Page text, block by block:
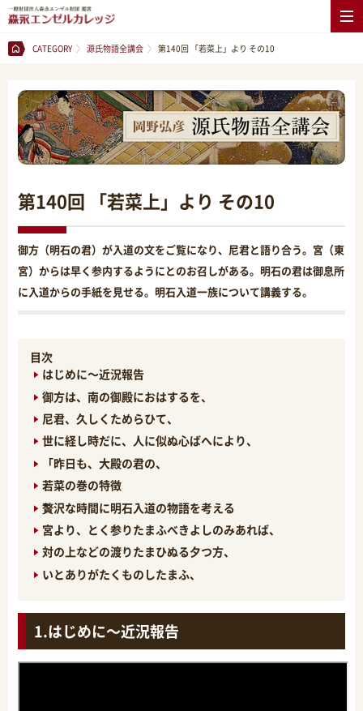
CATEGORY 源氏物語全講会 第140回 「若菜上」より その10
第140回 「若菜上」より その10
御方（明石の君）が入道の文をご覧になり、尼君と語り合う。宮（東
宮）からは早く参内するようにとのお召しがある。明石の君は御息所
に入道からの手紙を見せる。明石入道一族について講義する。
目次
はじめに～近況報告
御方は、南の御殿におはするを、
尼君、久しくためらひて、
世に経し時だに、人に似ぬ心ばへにより、
「昨日も、大殿の君の、
若菜の巻の特徴
贅沢な時間に明石入道の物語を考える
宮より、とく参りたまふべきよしのみあれば、
対の上などの渡りたまひぬる夕つ方、
いとありがたくものしたまふ、
はじめに～近況報告